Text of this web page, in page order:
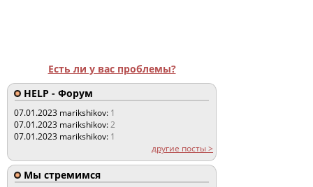
Есть ли у вас проблемы?
HELP - Форум
07.01.2023 marikshikov: 1
07.01.2023 marikshikov:2
07.01.2023 marikshikov: 1
другие посты >
Мы стремимся